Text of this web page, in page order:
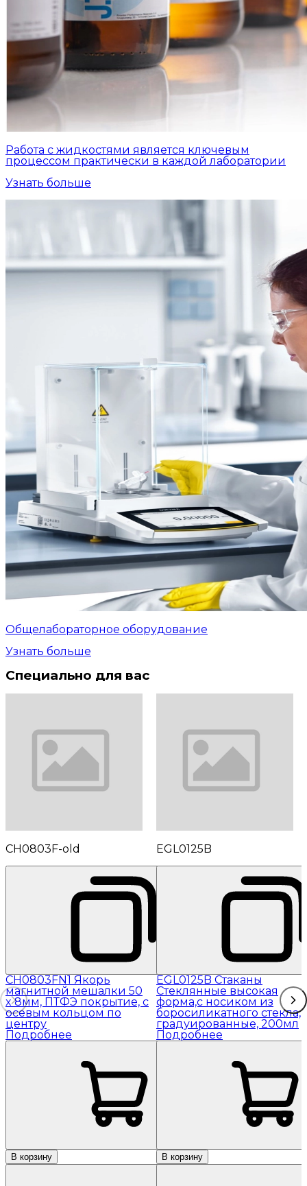
Работа с жидкостями является ключевым
процессом практически в каждой лаборатории
Узнать больше
Общелабораторное оборудование
Узнать больше
Специально для вас
CH0803F-old
CH0803FN1 Якорь
магнитной мешалки 50
x 8мм, ПТФЭ покрытие, с
осевым кольцом по
центру
Подробнее
В корзину
EGL0125B
EGL0125B Стаканы
Стеклянные высокая
форма,с носиком из
боросиликатного стекла,
градуированные, 200мл
Подробнее
В корзину